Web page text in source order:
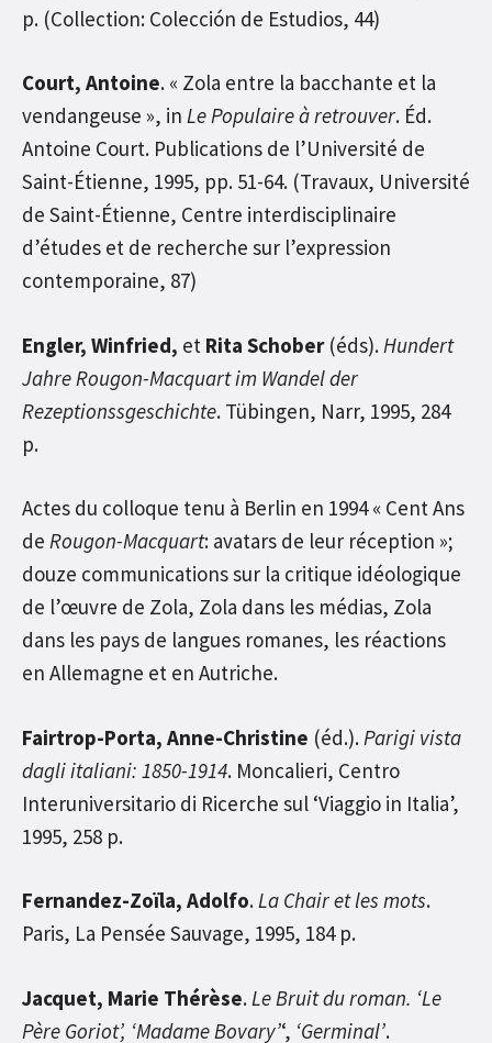
p. (Collection: Colección de Estudios, 44)
Court, Antoine. « Zola entre la bacchante et la
vendangeuse », in Le Populaire à retrouver. Éd.
Antoine Court. Publications de l’Université de
Saint-Étienne, 1995, pp. 51-64. (Travaux, Université
de Saint-Étienne, Centre interdisciplinaire
d’études et de recherche sur l’expression
contemporaine, 87)
Engler, Winfried, et Rita Schober(éds). Hundert
Jahre Rougon-Macquart im Wandel der
Rezeptionssgeschichte. Tübingen, Narr, 1995, 284
p.
Actes du colloque tenu à Berlin en 1994 « Cent Ans
de Rougon-Macquart: avatars de leur réception »;
douze communications sur la critique idéologique
de l’œuvre de Zola, Zola dans les médias, Zola
dans les pays de langues romanes, les réactions
en Allemagne et en Autriche.
Fairtrop-Porta, Anne-Christine (éd.). Parigi vista
dagli italiani: 1850-1914. Moncalieri, Centro
Interuniversitario di Ricerche sul ‘Viaggio in Italia’,
1995, 258 p.
Fernandez-Zoïla, Adolfo.La Chair et les mots.
Paris, La Pensée Sauvage, 1995, 184 p.
Jacquet, Marie Thérèse. Le Bruit du roman. ‘Le
Père Goriot’, ‘Madame Bovary’‘, ‘Germinal’.